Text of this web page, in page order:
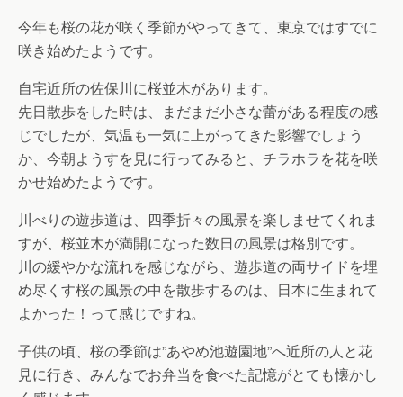
今年も桜の花が咲く季節がやってきて、東京ではすでに
咲き始めたようです。
自宅近所の佐保川に桜並木があります。
先日散歩をした時は、まだまだ小さな蕾がある程度の感
じでしたが、気温も一気に上がってきた影響でしょう
か、今朝ようすを見に行ってみると、チラホラを花を咲
かせ始めたようです。
川べりの遊歩道は、四季折々の風景を楽しませてくれま
すが、桜並木が満開になった数日の風景は格別です。
川の緩やかな流れを感じながら、遊歩道の両サイドを埋
め尽くす桜の風景の中を散歩するのは、日本に生まれて
よかった！って感じですね。
子供の頃、桜の季節は”あやめ池遊園地”へ近所の人と花
見に行き、みんなでお弁当を食べた記憶がとても懐かし